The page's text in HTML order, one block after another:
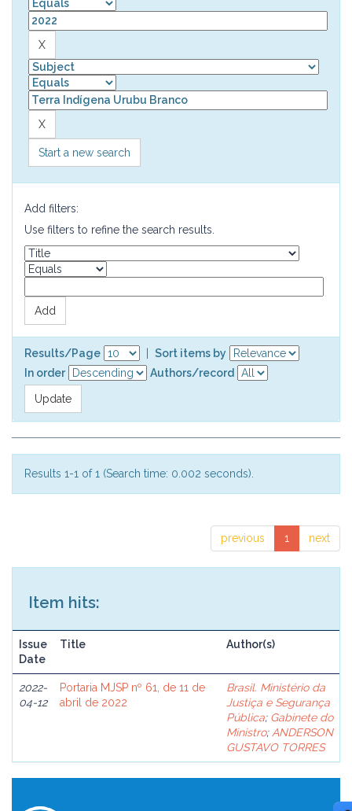
Start a new search
Add filters:
Use filters to refine the search results.
Results/Page
Sort items by
In order
Authors/record
Results 1-1 of 1 (Search time: 0.002 seconds).
previous 1 next
Item hits:
Issue
Date
Title Author(s)
2022-
04-12
Portaria MJSP nº 61, de 11 de
abril de 2022
Brasil. Ministério da
Justiça e Segurança
Pública; Gabinete do
Ministro; ANDERSON
GUSTAVO TORRES